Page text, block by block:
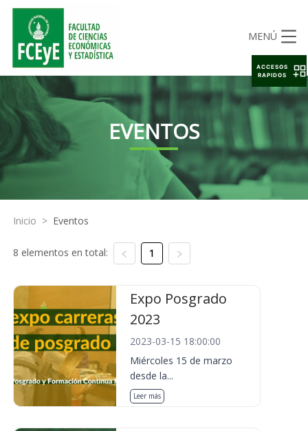
MENÚ
EVENTOS
Inicio > Eventos
8 elementos en total: 1
Expo Posgrado
2023
2023-03-15 18:00:00
Miércoles 15 de marzo
desde la...
Leer más
ACCESOS
RAPIDOS